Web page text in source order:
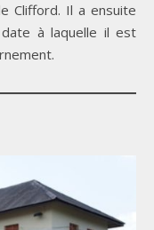
Clifford. Il a ensuite
date à laquelle il est